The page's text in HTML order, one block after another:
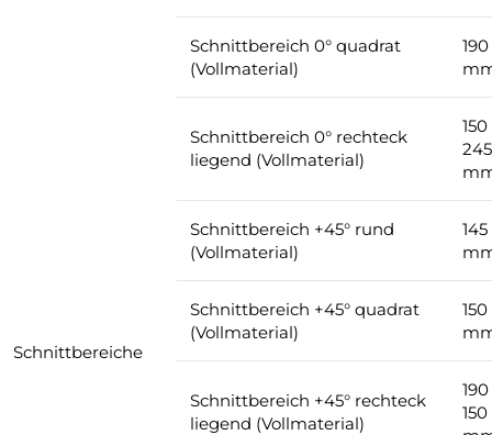
Schnittbereiche
Schnittbereich 0° quadrat
(Vollmaterial)
190
Schnittbereich 0° rechteck
liegend (Vollmaterial)
150
245
Schnittbereich +45° rund
(Vollmaterial)
145
Schnittbereich +45° quadrat
(Vollmaterial)
150
Schnittbereich +45° rechteck
liegend (Vollmaterial)
150